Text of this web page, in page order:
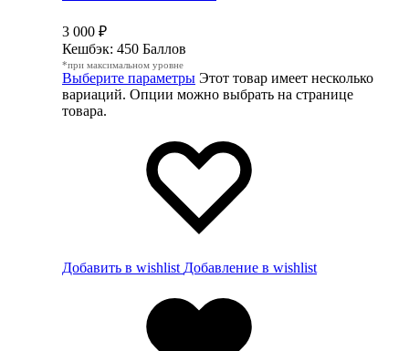
3 000 ₽
Кешбэк: 450 Баллов
*при максимальном уровне
Выберите параметры Этот товар имеет несколько
вариаций. Опции можно выбрать на странице
товара.
Добавить в wishlist Добавление в wishlist